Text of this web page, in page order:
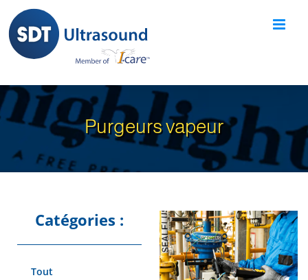
content
Purgeurs vapeur
Catégories :
Tout